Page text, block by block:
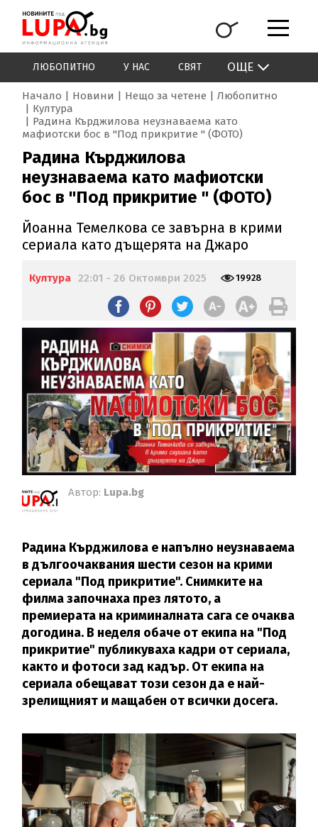
ЛЮБОПИТНО У НАС СВЯТ ОЩЕ
Начало Новини Нещо за четене
Любопитно
Култура
Радина Кърджилова неузнаваема като
мафиотски бос в "Под прикритие " (ФОТО)
Радина Кърджилова
неузнаваема като мафиотски
бос в "Под прикритие " (ФОТО)
Йоанна Темелкова се завърна в крими
сериала като дъщерята на Джаро
Култура 22:01 - 26 Октомври 2025 19928
Автор: Lupa.bg
Радина Кърджилова е напълно неузнаваема
в дългоочаквания шести сезон на крими
сериала "Под прикритие". Снимките на
филма започнаха през лятото, а
премиерата на криминалната сага се очаква
догодина. В неделя обаче от екипа на "Под
прикритие" публикуваха кадри от сериала,
както и фотоси зад кадър. От екипа на
сериала обещават този сезон да е най-
зрелищният и мащабен от всички досега.